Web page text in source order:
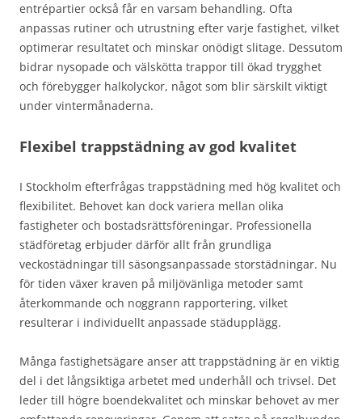
entrépartier också får en varsam behandling. Ofta
anpassas rutiner och utrustning efter varje fastighet, vilket
optimerar resultatet och minskar onödigt slitage. Dessutom
bidrar nysopade och välskötta trappor till ökad trygghet
och förebygger halkolyckor, något som blir särskilt viktigt
under vintermånaderna.
Flexibel trappstädning av god kvalitet
I Stockholm efterfrågas trappstädning med hög kvalitet och
flexibilitet. Behovet kan dock variera mellan olika
fastigheter och bostadsrättsföreningar. Professionella
städföretag erbjuder därför allt från grundliga
veckostädningar till säsongsanpassade storstädningar. Nu
för tiden växer kraven på miljövänliga metoder samt
återkommande och noggrann rapportering, vilket
resulterar i individuellt anpassade städupplägg.
Många fastighetsägare anser att trappstädning är en viktig
del i det långsiktiga arbetet med underhåll och trivsel. Det
leder till högre boendekvalitet och minskar behovet av mer